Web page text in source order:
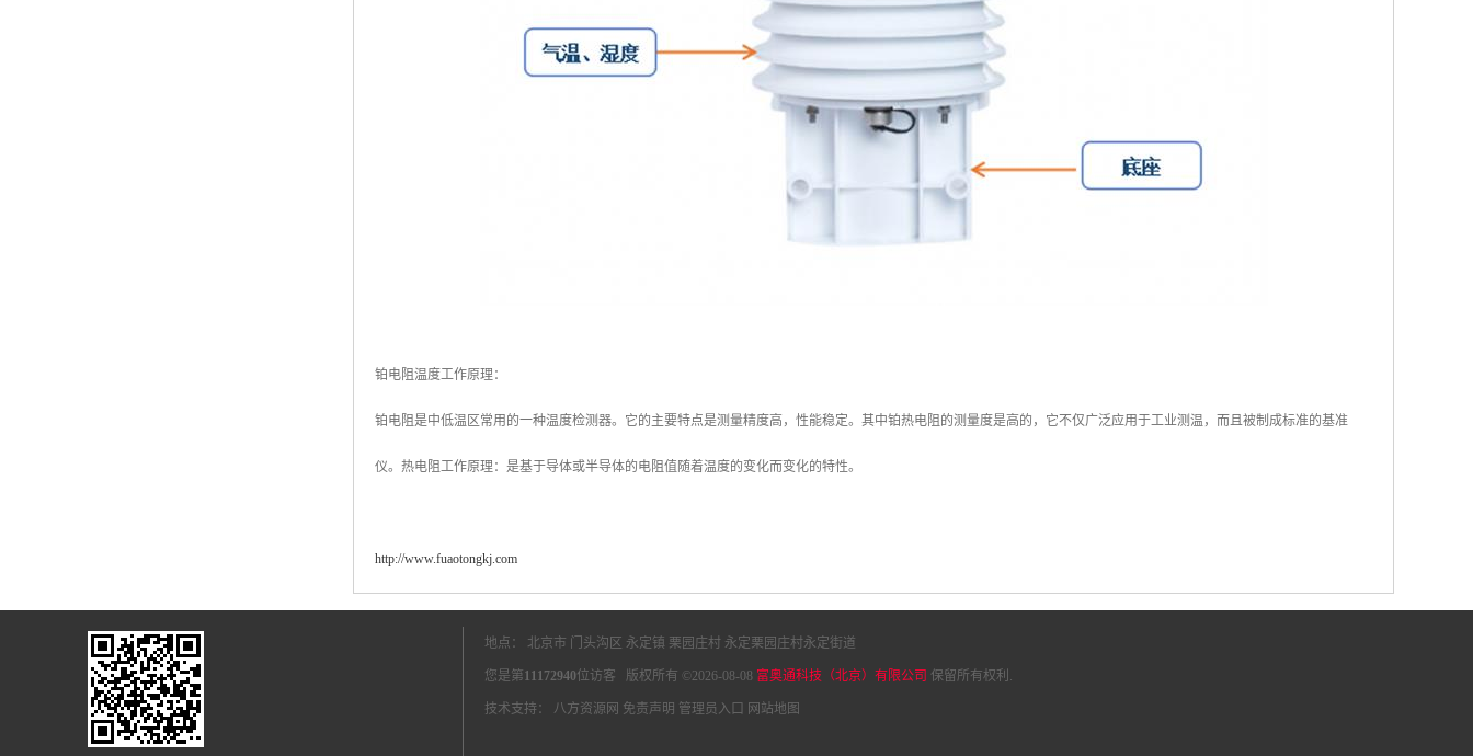
铂电阻温度工作原理：
铂电阻是中低温区常用的一种温度检测器。它的主要特点是测量精度高，性能稳定。其中铂热电阻的测量度是高的，它不仅广泛应用于工业测温，而且被制成标准的基准
仪。热电阻工作原理：是基于导体或半导体的电阻值随着温度的变化而变化的特性。
http://www.fuaotongkj.com
地点： 北京市 门头沟区 永定镇 栗园庄村 永定栗园庄村永定街道
您是第11172940位访客 版权所有 ©2026-08-08 富奥通科技（北京）有限公司 保留所有权利.
技术支持： 八方资源网 免责声明 管理员入口 网站地图